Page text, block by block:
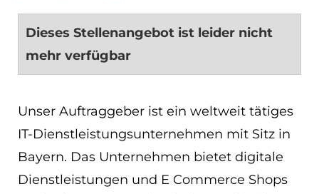
Referenzen
News
DE
Dieses Stellenangebot ist leider nicht
mehr verfügbar
Unser Auftraggeber ist ein weltweit tätiges
IT-Dienstleistungsunternehmen mit Sitz in
Bayern. Das Unternehmen bietet digitale
Dienstleistungen und E Commerce Shops